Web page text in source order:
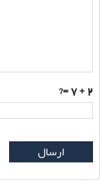
2 + 7
=?
ارسال